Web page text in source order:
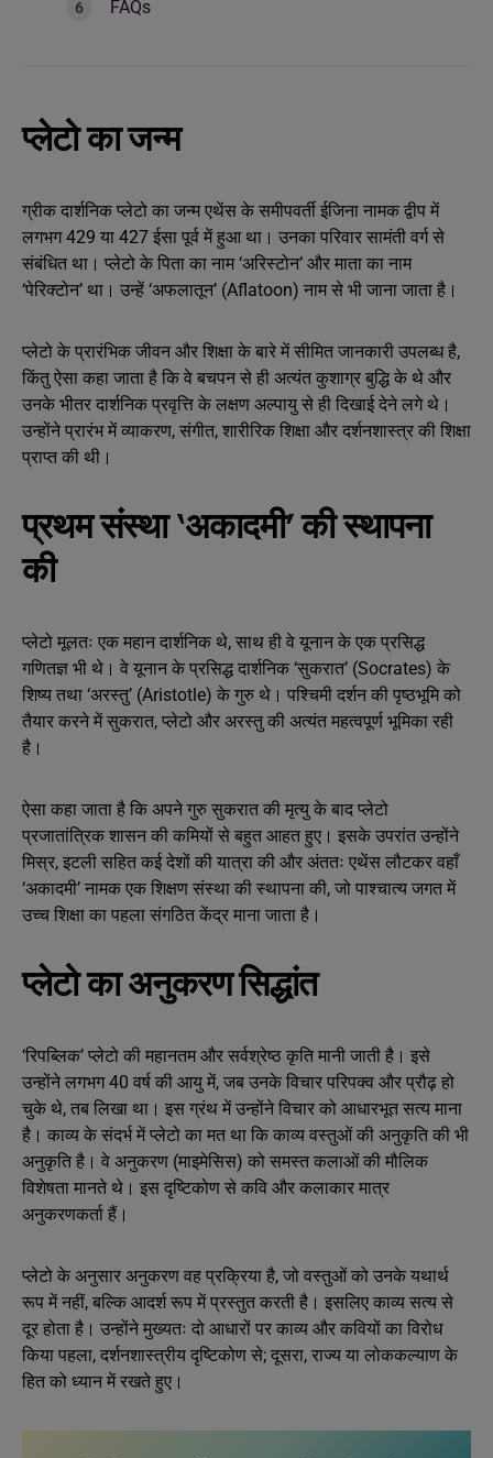
FAQs
प्लेटो का जन्म
ग्रीक दार्शनिक प्लेटो का जन्म एथेंस के समीपवर्ती ईजिना नामक द्वीप में
लगभग 429 या 427 ईसा पूर्व में हुआ था। उनका परिवार सामंती वर्ग से
संबंधित था। प्लेटो के पिता का नाम ‘अरिस्टोन’ और माता का नाम
‘पेरिक्टोन’ था। उन्हें ‘अफलातून’ (Aflatoon) नाम से भी जाना जाता है।
प्लेटो के प्रारंभिक जीवन और शिक्षा के बारे में सीमित जानकारी उपलब्ध है,
किंतु ऐसा कहा जाता है कि वे बचपन से ही अत्यंत कुशाग्र बुद्धि के थे और
उनके भीतर दार्शनिक प्रवृत्ति के लक्षण अल्पायु से ही दिखाई देने लगे थे।
उन्होंने प्रारंभ में व्याकरण, संगीत, शारीरिक शिक्षा और दर्शनशास्त्र की शिक्षा
प्राप्त की थी।
प्रथम संस्था ‘अकादमी’ की स्थापना
की
प्लेटो मूलतः एक महान दार्शनिक थे, साथ ही वे यूनान के एक प्रसिद्ध
गणितज्ञ भी थे। वे यूनान के प्रसिद्ध दार्शनिक ‘सुकरात’ (Socrates) के
शिष्य तथा ‘अरस्तु’ (Aristotle) के गुरु थे। पश्चिमी दर्शन की पृष्ठभूमि को
तैयार करने में सुकरात, प्लेटो और अरस्तु की अत्यंत महत्वपूर्ण भूमिका रही
है।
ऐसा कहा जाता है कि अपने गुरु सुकरात की मृत्यु के बाद प्लेटो
प्रजातांत्रिक शासन की कमियों से बहुत आहत हुए। इसके उपरांत उन्होंने
मिस्र, इटली सहित कई देशों की यात्रा की और अंततः एथेंस लौटकर वहाँ
‘अकादमी’ नामक एक शिक्षण संस्था की स्थापना की, जो पाश्चात्य जगत में
उच्च शिक्षा का पहला संगठित केंद्र माना जाता है।
प्लेटो का अनुकरण सिद्धांत
‘रिपब्लिक’ प्लेटो की महानतम और सर्वश्रेष्ठ कृति मानी जाती है। इसे
उन्होंने लगभग 40 वर्ष की आयु में, जब उनके विचार परिपक्व और प्रौढ़ हो
चुके थे, तब लिखा था। इस ग्रंथ में उन्होंने विचार को आधारभूत सत्य माना
है। काव्य के संदर्भ में प्लेटो का मत था कि काव्य वस्तुओं की अनुकृति की भी
अनुकृति है। वे अनुकरण (माइमेसिस) को समस्त कलाओं की मौलिक
विशेषता मानते थे। इस दृष्टिकोण से कवि और कलाकार मात्र
अनुकरणकर्ता हैं।
प्लेटो के अनुसार अनुकरण वह प्रक्रिया है, जो वस्तुओं को उनके यथार्थ
रूप में नहीं, बल्कि आदर्श रूप में प्रस्तुत करती है। इसलिए काव्य सत्य से
दूर होता है। उन्होंने मुख्यतः दो आधारों पर काव्य और कवियों का विरोध
किया पहला, दर्शनशास्त्रीय दृष्टिकोण से; दूसरा, राज्य या लोककल्याण के
हित को ध्यान में रखते हुए।